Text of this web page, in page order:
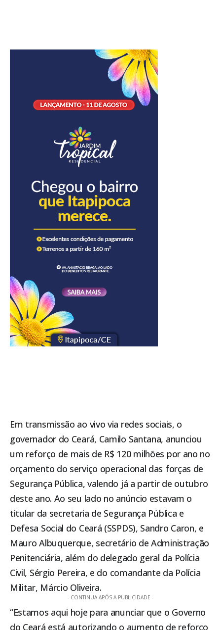
Em transmissão ao vivo via redes sociais, o
governador do Ceará, Camilo Santana, anunciou
um reforço de mais de R$ 120 milhões por ano no
orçamento do serviço operacional das forças de
Segurança Pública, valendo já a partir de outubro
deste ano. Ao seu lado no anúncio estavam o
titular da secretaria de Segurança Pública e
Defesa Social do Ceará (SSPDS), Sandro Caron, e
Mauro Albuquerque, secretário de Administração
Penitenciária, além do delegado geral da Polícia
Civil, Sérgio Pereira, e do comandante da Polícia
Militar, Márcio Oliveira.
- CONTINUA APÓS A PUBLICIDADE -
“Estamos aqui hoje para anunciar que o Governo
do Ceará está autorizando o aumento de reforço